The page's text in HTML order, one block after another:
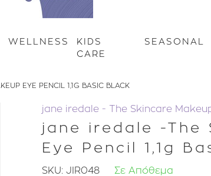
WELLNESS
KIDS
CARE
SEASONAL
EYE PENCIL 1,1G BASIC BLACK
jane iredale - The Skincare
jane iredale -The
Eye Pencil 1,1g
SKU: JIR048 Σε Απόθεμα